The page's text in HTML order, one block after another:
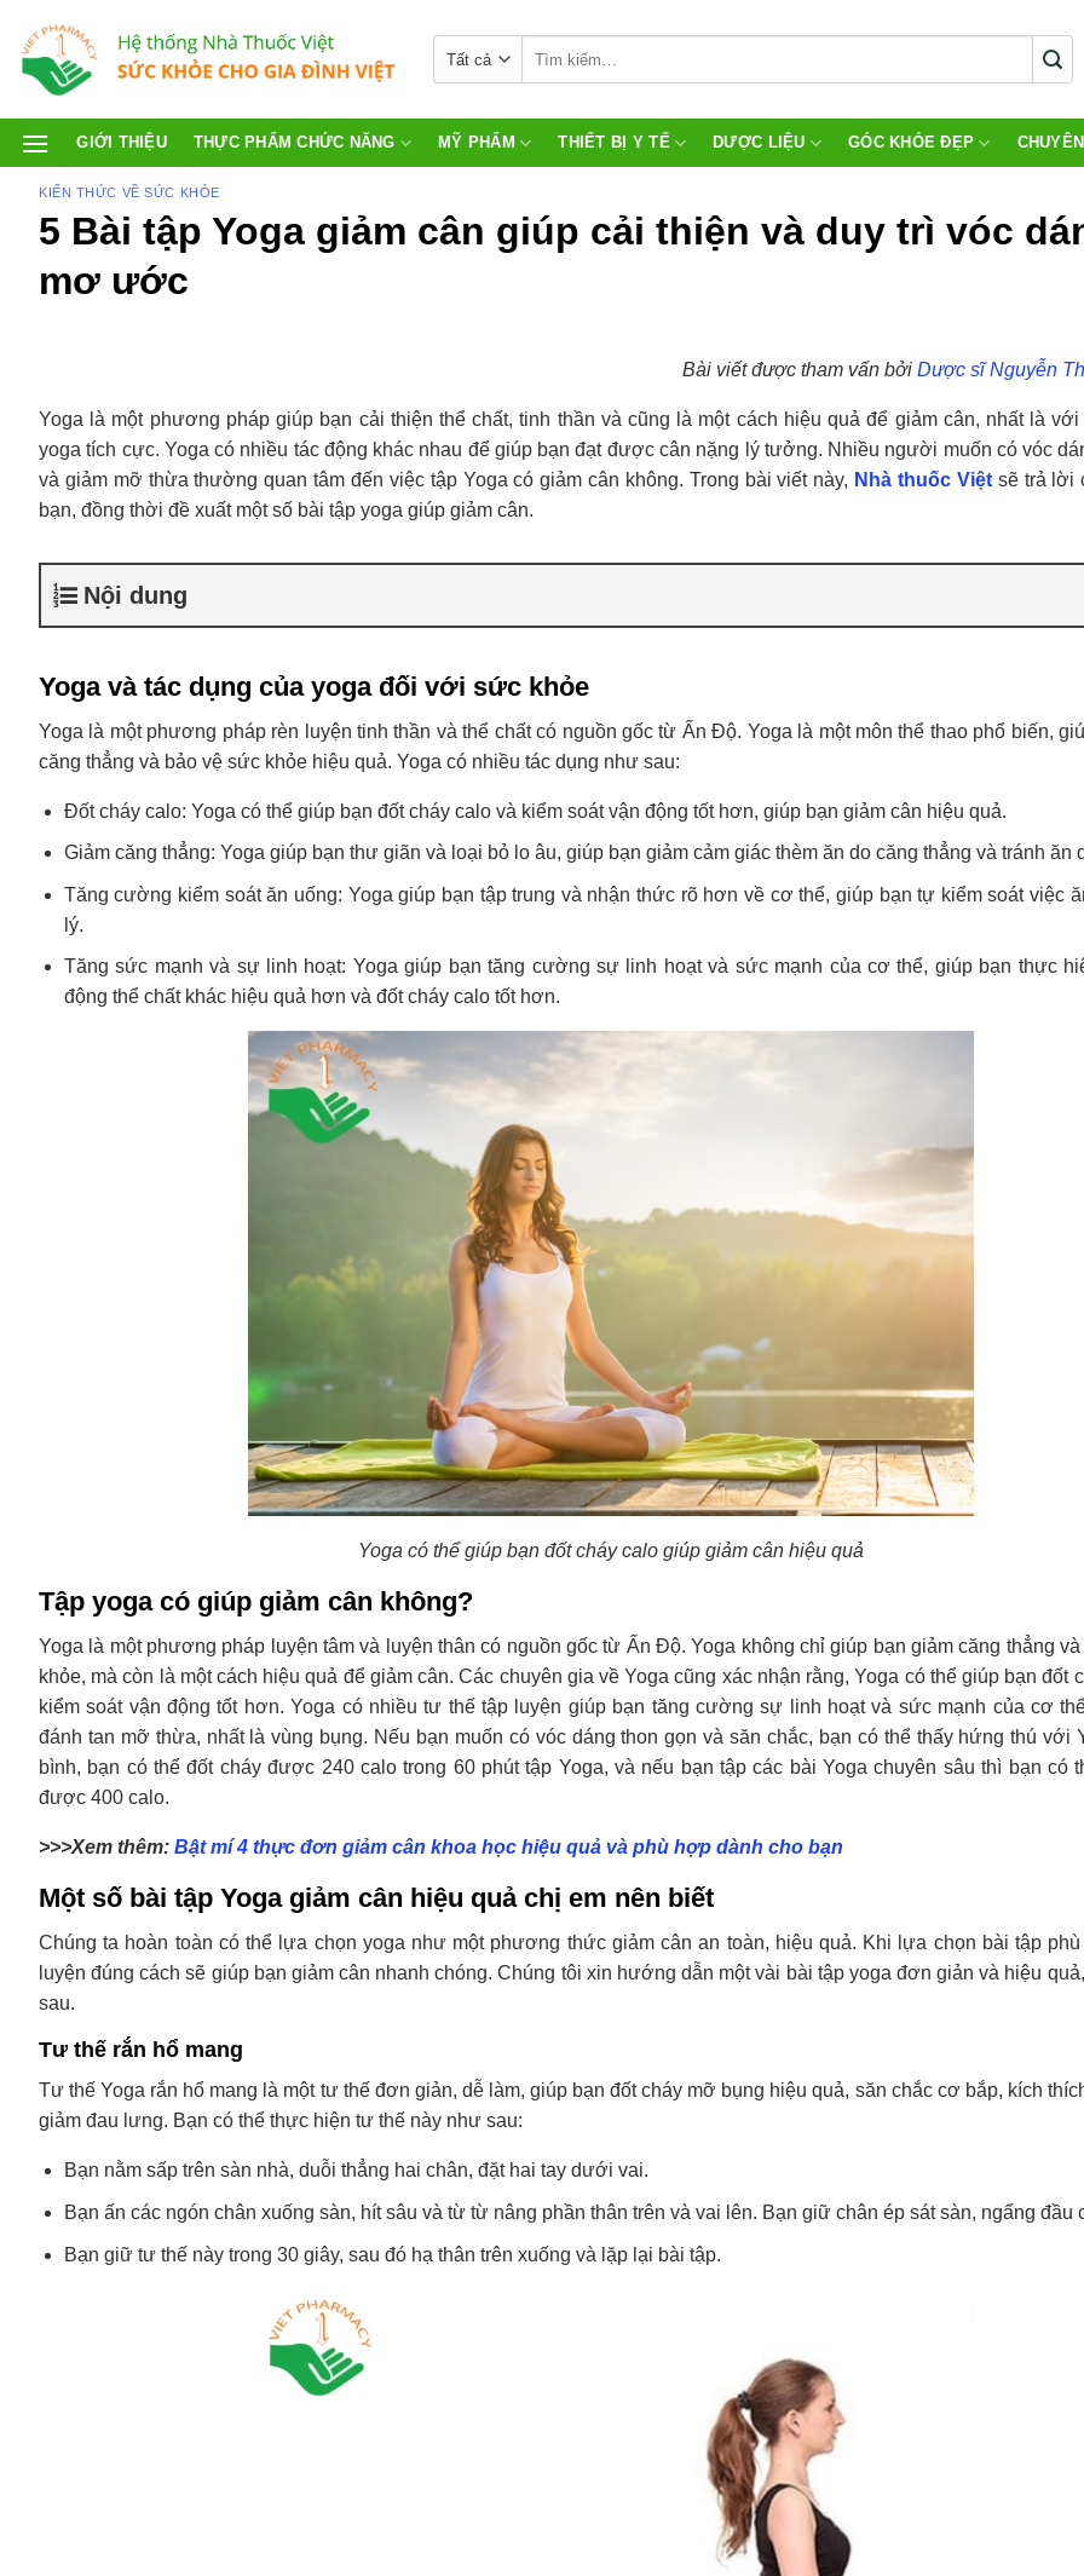
GIỚI THIỆU THỰC PHẨM CHỨC NĂNG MỸ PHẨM THIẾT BỊ Y TẾ DƯỢC LIỆU GÓC KHỎE ĐẸP
KIẾN THỨC VỀ SỨC KHỎE
5 Bài tập Yoga giảm cân giúp cải thiện và duy trì vóc
mơ ước
Bài viết được tham vấn bởi Dược sĩ Nguyễn
Yoga là một phương pháp giúp bạn cải thiện thể chất, tinh thần và cũng là một cách hiệu quả để giảm cân, nhất là
yoga tích cực. Yoga có nhiều tác động khác nhau để giúp bạn đạt được cân nặng lý tưởng. Nhiều người muốn có vóc
và giảm mỡ thừa thường quan tâm đến việc tập Yoga có giảm cân không. Trong bài viết này, Nhà thuốc Việtsẽ trả lời
bạn, đồng thời đề xuất một số bài tập yoga giúp giảm cân.
Nội dung
Yoga và tác dụng của yoga đối với sức khỏe
Yoga là một phương pháp rèn luyện tinh thần và thể chất có nguồn gốc từ Ấn Độ. Yoga là một môn thể thao phổ biến,
căng thẳng và bảo vệ sức khỏe hiệu quả. Yoga có nhiều tác dụng như sau:
Đốt cháy calo: Yoga có thể giúp bạn đốt cháy calo và kiểm soát vận động tốt hơn, giúp bạn giảm cân hiệu quả.
Giảm căng thẳng: Yoga giúp bạn thư giãn và loại bỏ lo âu, giúp bạn giảm cảm giác thèm ăn do căng thẳng và tránh ăn
Tăng cường kiểm soát ăn uống: Yoga giúp bạn tập trung và nhận thức rõ hơn về cơ thể, giúp bạn tự kiểm soát việc
lý.
Tăng sức mạnh và sự linh hoạt: Yoga giúp bạn tăng cường sự linh hoạt và sức mạnh của cơ thể, giúp bạn thực
động thể chất khác hiệu quả hơn và đốt cháy calo tốt hơn.
Yoga có thể giúp bạn đốt cháy calo giúp giảm cân hiệu quả
Tập yoga có giúp giảm cân không?
Yoga là một phương pháp luyện tâm và luyện thân có nguồn gốc từ Ấn Độ. Yoga không chỉ giúp bạn giảm căng thẳng
khỏe, mà còn là một cách hiệu quả để giảm cân. Các chuyên gia về Yoga cũng xác nhận rằng, Yoga có thể giúp bạn đốt
kiểm soát vận động tốt hơn. Yoga có nhiều tư thế tập luyện giúp bạn tăng cường sự linh hoạt và sức mạnh của cơ
đánh tan mỡ thừa, nhất là vùng bụng. Nếu bạn muốn có vóc dáng thon gọn và săn chắc, bạn có thể thấy hứng thú với
bình, bạn có thể đốt cháy được 240 calo trong 60 phút tập Yoga, và nếu bạn tập các bài Yoga chuyên sâu thì bạn có
được 400 calo.
>>>Xem thêm: Bật mí 4 thực đơn giảm cân khoa học hiệu quả và phù hợp dành cho bạn
Một số bài tập Yoga giảm cân hiệu quả chị em nên biết
Chúng ta hoàn toàn có thể lựa chọn yoga như một phương thức giảm cân an toàn, hiệu quả. Khi lựa chọn bài tập
luyện đúng cách sẽ giúp bạn giảm cân nhanh chóng. Chúng tôi xin hướng dẫn một vài bài tập yoga đơn giản và hiệu
sau.
Tư thế rắn hổ mang
Tư thế Yoga rắn hổ mang là một tư thế đơn giản, dễ làm, giúp bạn đốt cháy mỡ bụng hiệu quả, săn chắc cơ bắp, kích
giảm đau lưng. Bạn có thể thực hiện tư thế này như sau:
Bạn nằm sấp trên sàn nhà, duỗi thẳng hai chân, đặt hai tay dưới vai.
Bạn ấn các ngón chân xuống sàn, hít sâu và từ từ nâng phần thân trên và vai lên. Bạn giữ chân ép sát sàn, ngẩng đầu
Bạn giữ tư thế này trong 30 giây, sau đó hạ thân trên xuống và lặp lại bài tập.